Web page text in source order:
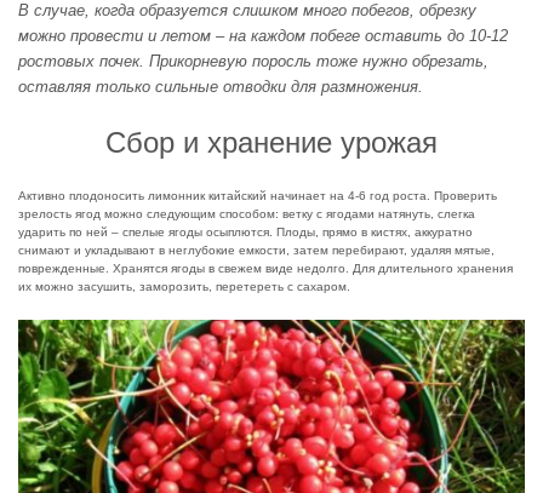
В случае, когда образуется слишком много побегов, обрезку
можно провести и летом – на каждом побеге оставить до 10-12
ростовых почек. Прикорневую поросль тоже нужно обрезать,
оставляя только сильные отводки для размножения.
Сбор и хранение урожая
Активно плодоносить лимонник китайский начинает на 4-6 год роста. Проверить
зрелость ягод можно следующим способом: ветку с ягодами натянуть, слегка
ударить по ней – спелые ягоды осыплются. Плоды, прямо в кистях, аккуратно
снимают и укладывают в неглубокие емкости, затем перебирают, удаляя мятые,
поврежденные. Хранятся ягоды в свежем виде недолго. Для длительного хранения
их можно засушить, заморозить, перетереть с сахаром.